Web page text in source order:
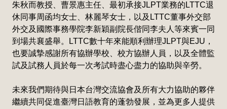
朱秋而教授、曹景惠主任、最初承接JLPT業務的LTTC退
休同事周函均女士、林麗琴女士，以及LTTC董事外交部
外交及國際事務學院李新穎副院長偕同李夫人等來賓一同
到場共襄盛舉。LTTC數十年來能順利辦理JLPT與EJU，
也要誠摯感謝所有協辦學校、校方協辦人員，以及全體監
試及試務人員於每一次考試時盡心盡力的協助與辛勞。
未來我們期待與日本台灣交流協會及所有大力協助的夥伴
繼續共同促進臺灣日語教育的蓬勃發展，並為更多人提供